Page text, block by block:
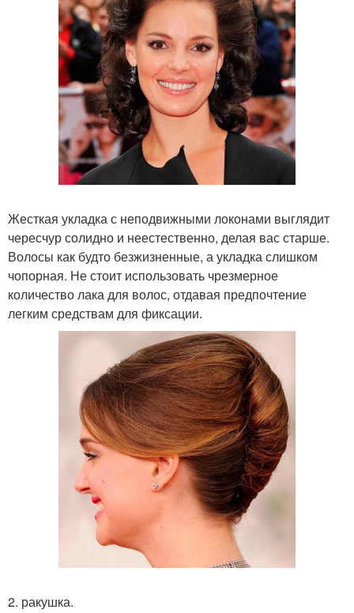
Жесткая укладка с неподвижными локонами выглядит
чересчур солидно и неестественно, делая вас старше.
Волосы как будто безжизненные, а укладка слишком
чопорная. Не стоит использовать чрезмерное
количество лака для волос, отдавая предпочтение
легким средствам для фиксации.
2. ракушка.